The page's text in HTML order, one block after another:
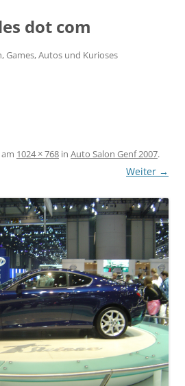
dot com
Games, Autos und Kurioses
am 1024 × 768 in Auto Salon Genf 2007.
Weiter →